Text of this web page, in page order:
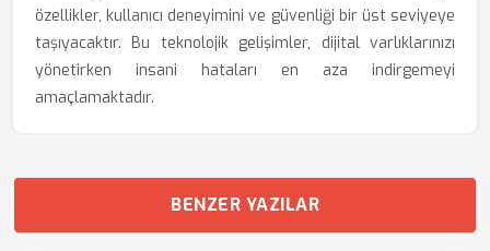
özellikler, kullanıcı deneyimini ve güvenliği bir üst seviyeye
taşıyacaktır. Bu teknolojik gelişimler, dijital varlıklarınızı
yönetirken insani hataları en aza indirgemeyi
amaçlamaktadır.
BENZER YAZILAR